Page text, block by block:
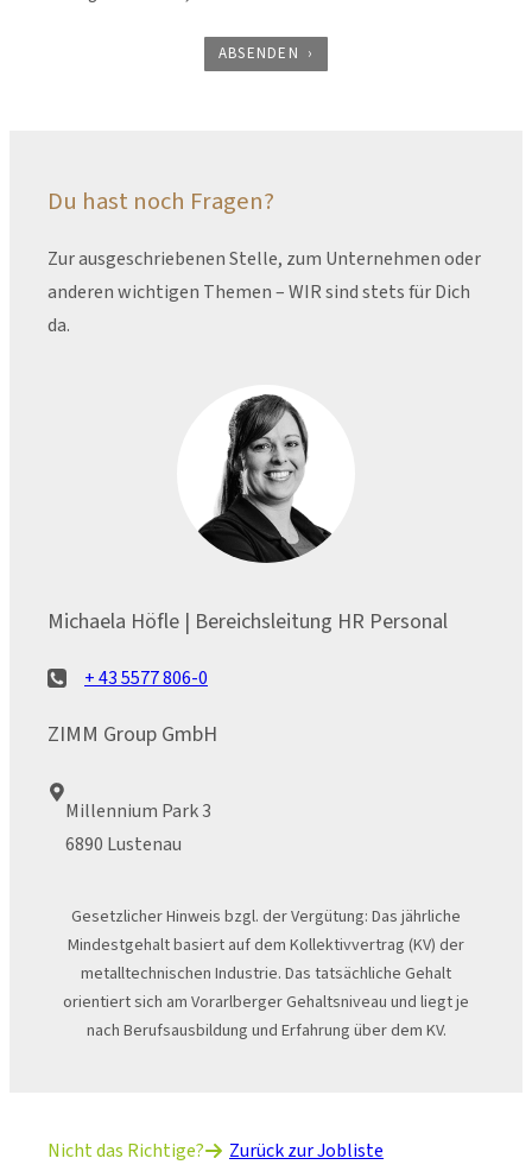
ABSENDEN
Du hast noch Fragen?
Zur ausgeschriebenen Stelle, zum Unternehmen oder
anderen wichtigen Themen – WIR sind stets für Dich
da.
Michaela Höfle | Bereichsleitung HR Personal
+ 43 5577 806-0
ZIMM Group GmbH
Millennium Park 3
6890 Lustenau
Gesetzlicher Hinweis bzgl. der Vergütung: Das jährliche
Mindestgehalt basiert auf dem Kollektivvertrag (KV) der
metalltechnischen Industrie. Das tatsächliche Gehalt
orientiert sich am Vorarlberger Gehaltsniveau und liegt je
nach Berufsausbildung und Erfahrung über dem KV.
Nicht das Richtige? Zurück zur Jobliste